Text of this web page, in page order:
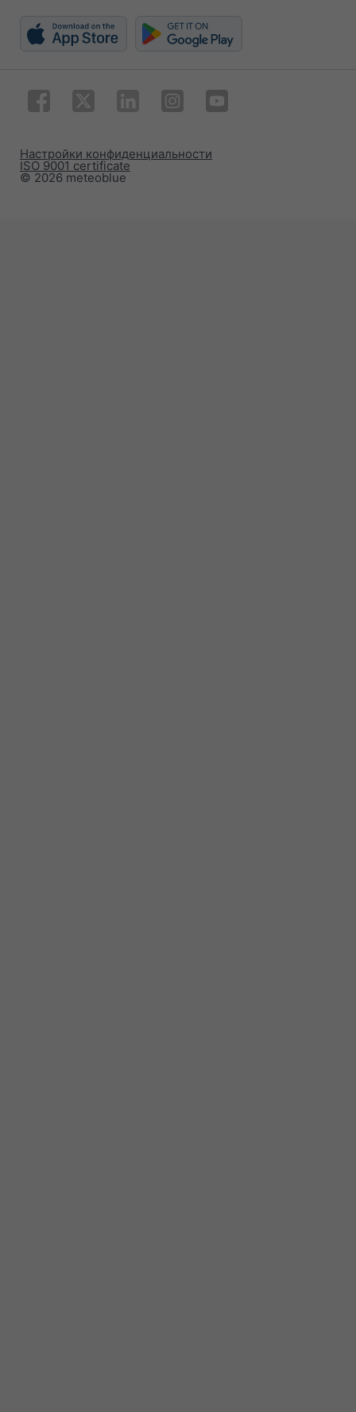
© 2026 meteoblue
ISO 9001 certificate
Настройки конфиденциальности